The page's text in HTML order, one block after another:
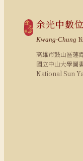
余光中數
Kwang-Chung
高雄市鼓山區蓮
國立中山大學圖
National Sun